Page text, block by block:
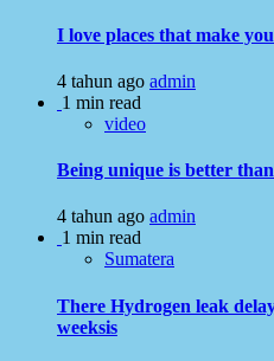
I love places that make
4 tahun ago admin
1 min read
video
Being unique is better
4 tahun ago admin
1 min read
Sumatera
There Hydrogen leak
weeksis